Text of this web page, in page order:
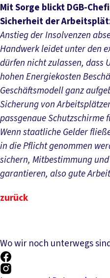
Mit Sorge blickt DGB-
Sicherheit der
Anstieg der Insolvenzen
Handwerk leidet unter den
dürfen nicht zulassen, dass
hohen Energiekosten
Geschäftsmodell ganz
Sicherung von
passgenaue Schutzschirme
Wenn staatliche Gelder
in die Pflicht genommen
sichern, Mitbestimmung
garantieren, also gute
zurück
Wo wir noch unterwegs